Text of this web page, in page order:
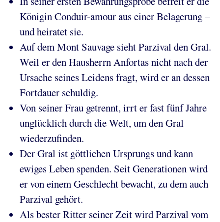
Königin Conduir-amour aus einer Belagerung –
und heiratet sie.
Auf dem Mont Sauvage sieht Parzival den Gral.
Weil er den Hausherrn Anfortas nicht nach der
Ursache seines Leidens fragt, wird er an dessen
Fortdauer schuldig.
Von seiner Frau getrennt, irrt er fast fünf Jahre
unglücklich durch die Welt, um den Gral
wiederzufinden.
Der Gral ist göttlichen Ursprungs und kann
ewiges Leben spenden. Seit Generationen wird
er von einem Geschlecht bewacht, zu dem auch
Parzival gehört.
Als bester Ritter seiner Zeit wird Parzival vom